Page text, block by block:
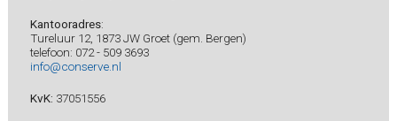
Kantooradres:
Tureluur 12, 1873 JW Groet (gem. Bergen)
telefoon: 072 - 509 3693
info@conserve.nl
KvK: 37051556